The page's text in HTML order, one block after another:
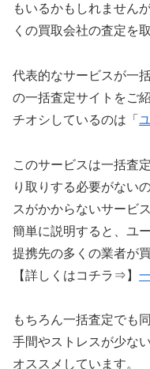
もいるかもしれません
くの買取会社の査定を
代表的なサービスが一
の一括査定サイトをご
チオシしているのは「
このサービスは一括査
り取りする必要がない
スがかからないサービス
簡単に説明すると、ユ
提携先の多くの業者が
【詳しくはコチラ⇒】
もちろん一括査定でも
手間やストレスが少な
オススメしています。